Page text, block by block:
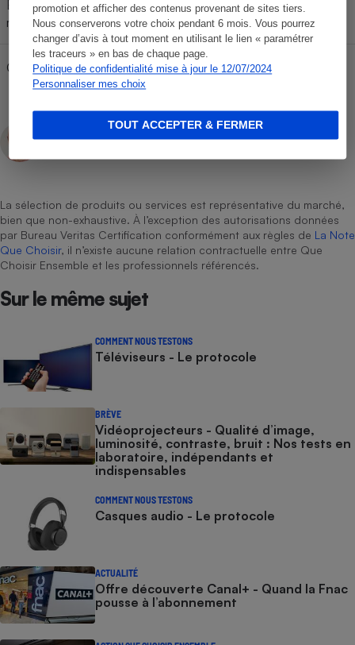
promotion et afficher des contenus provenant de sites tiers.
Nous conserverons votre choix pendant 6 mois. Vous pourrez
changer d’avis à tout moment en utilisant le lien « paramétrer
les traceurs » en bas de chaque page.
Politique de confidentialité mise à jour le 12/07/2024
Personnaliser mes choix
TOUT ACCEPTER & FERMER
Embouts (pour les intra-aural) ou
mousses (pour les casques)
Câbles (pour les casques)
François Palemon
La sélection de produits ou services est représentative du marché,
bien que non-exhaustive. À l’exception des autorisations données
par Bureau Veritas Certification conformément aux règles de La Note
Que Choisir, il n’existe aucune relation contractuelle entre Que
Choisir Ensemble et les professionnels référencés.
Sur le même sujet
COMMENT NOUS TESTONS
Téléviseurs - Le protocole
BRÈVE
Vidéoprojecteurs - Qualité d’image,
luminosité, contraste, bruit : Nos tests en
laboratoire, indépendants et
indispensables
COMMENT NOUS TESTONS
Casques audio - Le protocole
ACTUALITÉ
Offre découverte Canal+ - Quand la Fnac
pousse à l’abonnement